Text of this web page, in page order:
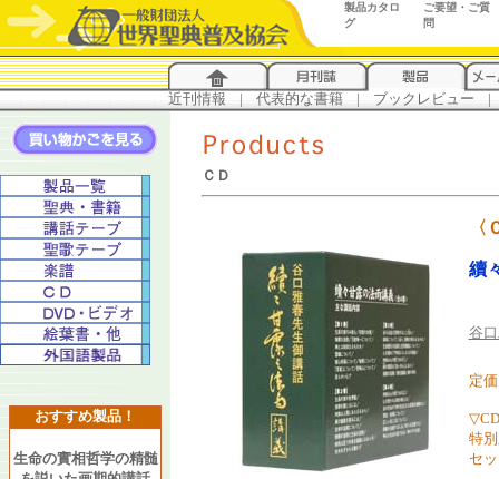
製品カタロ
グ
ご要望・ご質
問
近刊情報 | 代表的な書籍 | ブックレビュー |
おすすめ製品！
生命の實相哲学の精髄
ＣＤ
〈
續
谷
定
特
セ